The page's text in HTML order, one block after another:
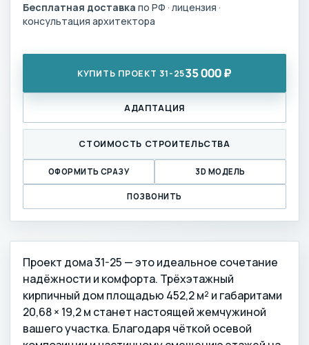
Бесплатная доставка по РФ · лицензия ·
консультация архитектора
КУПИТЬ ПРОЕКТ 31-2535 000 ₽
АДАПТАЦИЯ
СТОИМОСТЬ СТРОИТЕЛЬСТВА
ОФОРМИТЬ СРАЗУ 3D МОДЕЛЬ
ПОЗВОНИТЬ
Проект дома 31-25 — это идеальное сочетание
надёжности и комфорта. Трёхэтажный
кирпичный дом площадью 452,2 м² и габаритами
20,68 × 19,2 м станет настоящей жемчужиной
вашего участка. Благодаря чёткой осевой